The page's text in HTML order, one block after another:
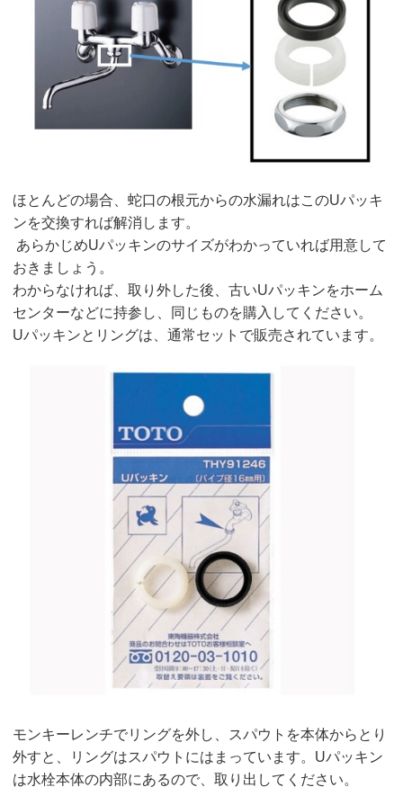
ほとんどの場合、蛇口の根元からの水漏れはこのUパッキ
ンを交換すれば解消します。
あらかじめUパッキンのサイズがわかっていれば用意して
おきましょう。
わからなければ、取り外した後、古いUパッキンをホーム
センターなどに持参し、同じものを購入してください。
Uパッキンとリングは、通常セットで販売されています。
モンキーレンチでリングを外し、スパウトを本体からとり
外すと、リングはスパウトにはまっています。Uパッキン
は水栓本体の内部にあるので、取り出してください。